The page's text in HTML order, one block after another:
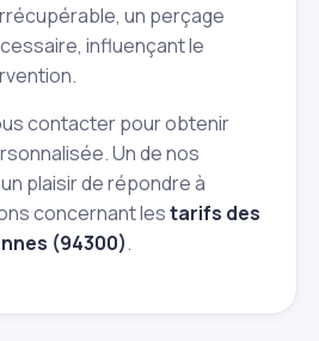
un perçage
influençant le
contacter pour obtenir
Un de nos
plaisir de répondre à
concernant lestarifs des
(94300).